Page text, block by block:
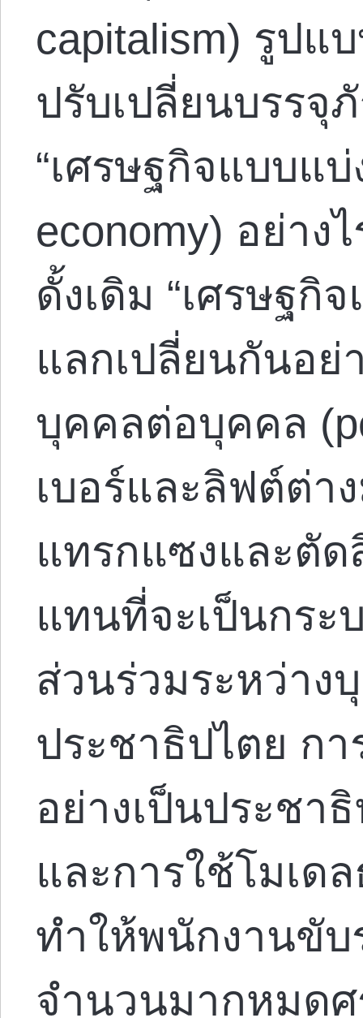
capitalism) รูปแ
ปรับเปลี่ยนบรร
“เศรษฐกิจแบบแ
economy) อย่าง
ดั้งเดิม “เศรษฐกิ
แลกเปลี่ยนกันอย่
บุคคลต่อบุคคล
เบอร์และลิฟต์ต่า
แทรกแซงและตัด
แทนที่จะเป็นกร
ส่วนร่วมระหว่าง
ประชาธิปไตย ก
อย่างเป็นประชา
และการใช้โมเด
ทำให้พนักงานขับ
จำนวนมากหมด